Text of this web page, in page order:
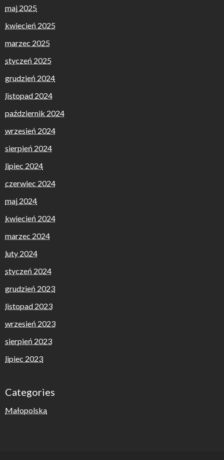
maj 2025
kwiecień 2025
marzec 2025
styczeń 2025
grudzień 2024
listopad 2024
październik 2024
wrzesień 2024
sierpień 2024
lipiec 2024
czerwiec 2024
maj 2024
kwiecień 2024
marzec 2024
luty 2024
styczeń 2024
grudzień 2023
listopad 2023
wrzesień 2023
sierpień 2023
lipiec 2023
Categories
Małopolska